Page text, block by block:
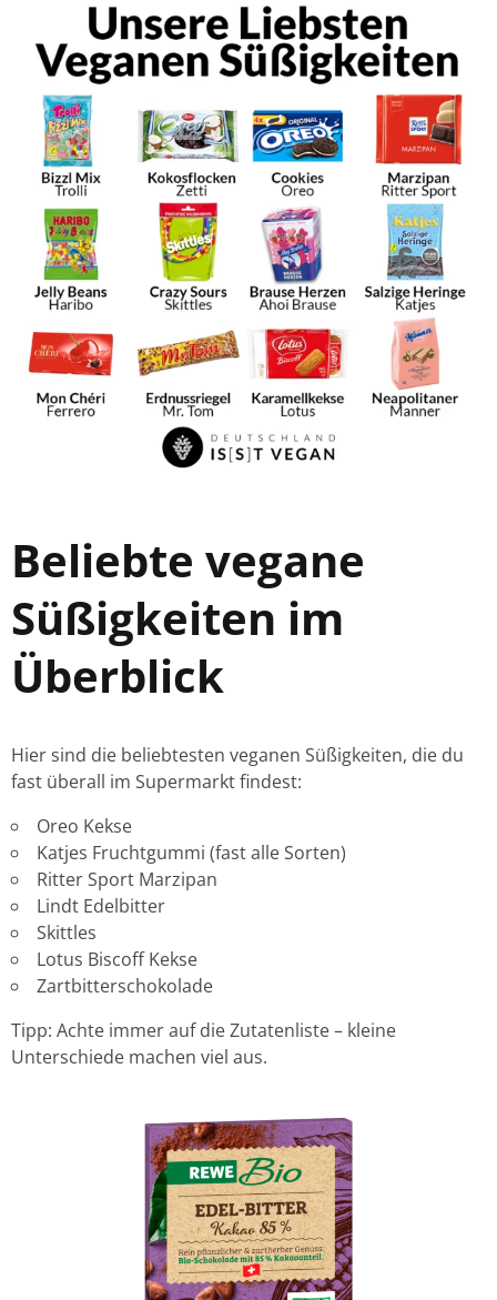
Beliebte vegane
Süßigkeiten im
Überblick
Hier sind die beliebtesten veganen Süßigkeiten, die du
fast überall im Supermarkt findest:
Oreo Kekse
Katjes Fruchtgummi (fast alle Sorten)
Ritter Sport Marzipan
Lindt Edelbitter
Skittles
Lotus Biscoff Kekse
Zartbitterschokolade
Tipp: Achte immer auf die Zutatenliste – kleine
Unterschiede machen viel aus.